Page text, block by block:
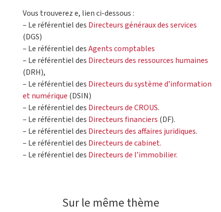
Vous trouverez e, lien ci-dessous :
– Le référentiel des Directeurs généraux des services
(DGS)
– Le référentiel desAgents comptables
– Le référentiel des Directeurs des ressources humaines
(DRH),
– Le référentiel des Directeurs du système d’information
et numérique (DSIN)
– Le référentiel des Directeurs de CROUS.
– Le référentiel des Directeurs financiers (DF).
– Le référentiel des Directeurs des affaires juridiques.
– Le référentiel des Directeurs de cabinet.
– Le référentiel des Directeurs de l’immobilier.
Sur le même thème